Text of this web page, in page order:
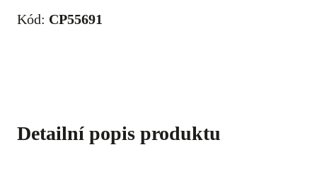
Kód: CP55691
Detailní popis produktu